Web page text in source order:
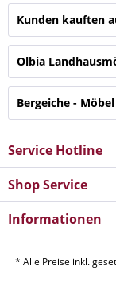
Kunden kauften
Olbia
Bergeiche -
Service Hotline
Shop Service
Informationen
* Alle Preise inkl.